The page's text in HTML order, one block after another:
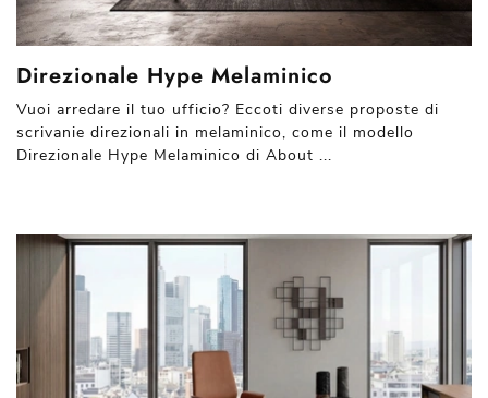
Direzionale Hype Melaminico
Vuoi arredare il tuo ufficio? Eccoti diverse proposte di
scrivanie direzionali in melaminico, come il modello
Direzionale Hype Melaminico di About ...